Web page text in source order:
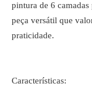
pintura de 6 camadas
peça versátil que
praticidade.
Características: